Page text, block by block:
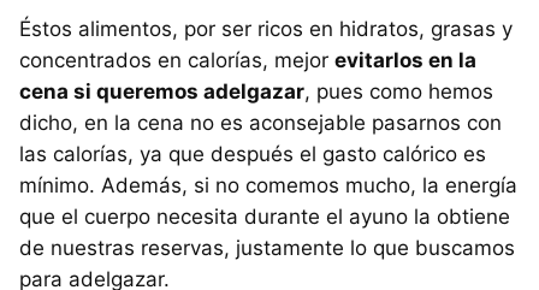
Éstos alimentos, por ser ricos en hidratos, grasas y
concentrados en calorías, mejor evitarlos en la
cena si queremos adelgazar, pues como hemos
dicho, en la cena no es aconsejable pasarnos con
las calorías, ya que después el gasto calórico es
mínimo. Además, si no comemos mucho, la energía
que el cuerpo necesita durante el ayuno la obtiene
de nuestras reservas, justamente lo que buscamos
para adelgazar.